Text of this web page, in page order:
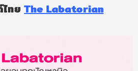
ทย The Labatorian